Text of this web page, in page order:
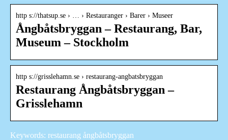
http s://thatsup.se › … › Restauranger › Barer › Museer
Ångbåtsbryggan – Restaurang, Bar,
Museum – Stockholm
http s://grisslehamn.se › restaurang-angbatsbryggan
Restaurang Ångbåtsbryggan –
Grisslehamn
Keywords: restaurang ångbåtsbryggan